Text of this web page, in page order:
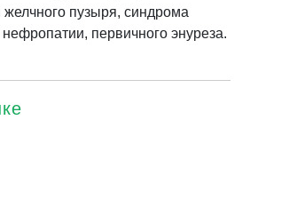
желчного пузыря, синдрома
первичного энуреза.